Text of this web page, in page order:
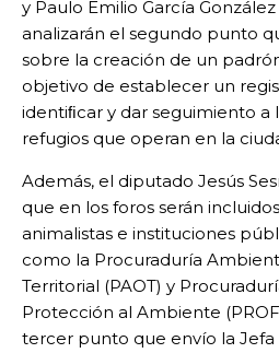
y Paulo Emilio García
analizarán el segundo punto
sobre la creación de un
objetivo de establecer un
identiﬁcar y dar seguimiento a
refugios que operan en la
Además, el diputado Jesús
que en los foros serán
animalistas e instituciones
como la Procuraduría
Territorial (PAOT) y
Protección al Ambiente
tercer punto que envío la